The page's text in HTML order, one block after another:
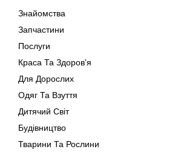
Знайомства
Запчастини
Послуги
Краса Та Здоров'я
Для Дорослих
Одяг Та Взуття
Дитячий Світ
Будівництво
Тварини Та Рослини